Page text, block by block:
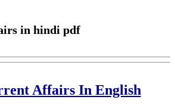
in hindi pdf
Affairs In English